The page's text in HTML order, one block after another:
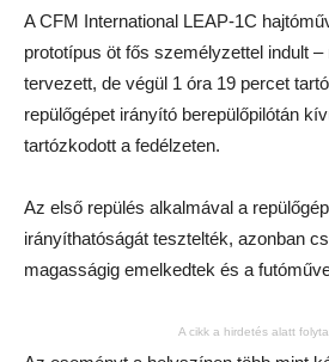
A CFM International LEAP-1C
prototípus öt fős személyzettel indult
tervezett, de végül 1 óra 19 percet
repülőgépet irányító berepülőpilótán
tartózkodott a fedélzeten.
Az első repülés alkalmával a
irányíthatóságát tesztelték, azonban
magasságig emelkedtek és a
A cikk a hirdetés alatt